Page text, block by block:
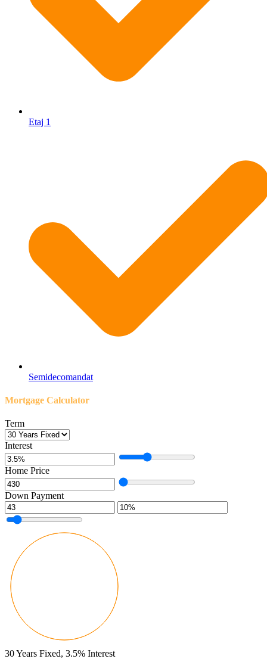
Etaj 1
Semidecomandat
Mortgage Calculator
Term
Interest
Home Price
Down Payment
30Years Fixed, 3.5% Interest